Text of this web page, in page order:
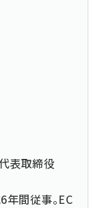
表取締役
年間従事。EC